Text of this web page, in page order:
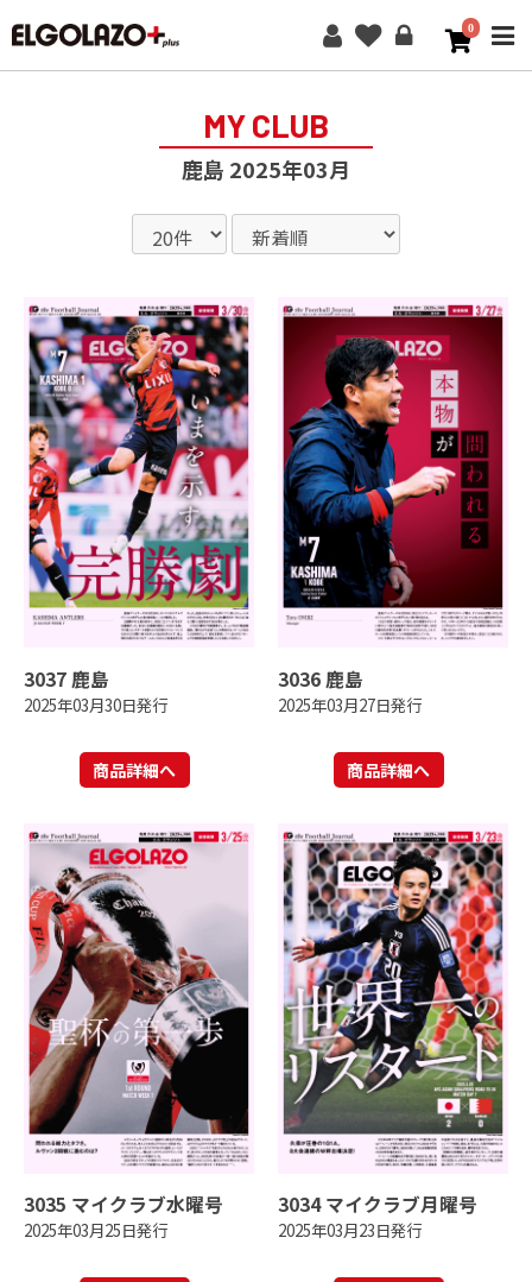
0
MY CLUB
鹿島 2025年03月
3037 鹿島
2025年03月30日発行
商品詳細へ
3036 鹿島
2025年03月27日発行
商品詳細へ
3035 マイクラブ水曜号
2025年03月25日発行
3034 マイクラブ月曜号
2025年03月23日発行